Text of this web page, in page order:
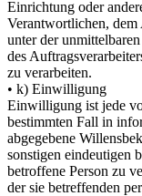
Einrichtung oder
Verantwortlichen, dem
unter der
des
zu verarbeiten.
• k) Einwilligung
Einwilligung ist jede
bestimmten Fall in
abgegebene
sonstigen eindeutigen
betroffene Person zu
der sie betreffenden